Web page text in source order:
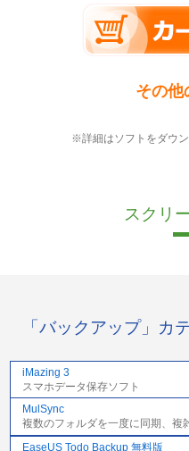
その他
※詳細はソフトをダウン
スクリ
「バックアップ」カ
iMazing 3
スマホデータ保存ソフト
MulSync
複数のフォルダを一度に同期、複
EaseUS Todo Backup 無料版